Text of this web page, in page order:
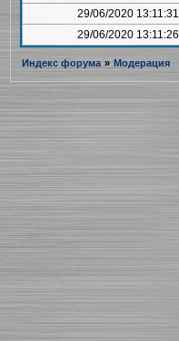
29/06/2020 13:11:31
29/06/2020 13:11:26
Индекс форума » Модерация